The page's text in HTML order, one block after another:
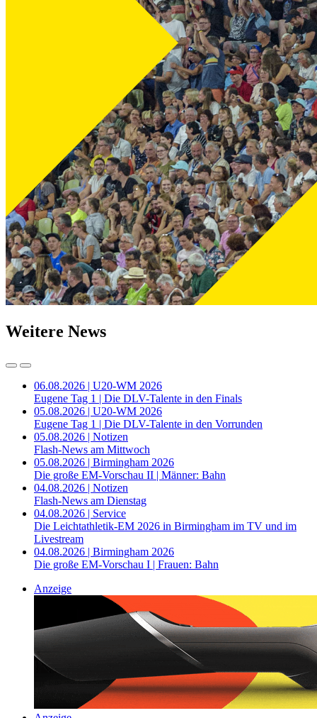
Weitere News
06.08.2026 | U20-WM 2026
Eugene Tag 1 | Die DLV-Talente in den Finals
05.08.2026 | U20-WM 2026
Eugene Tag 1 | Die DLV-Talente in den Vorrunden
05.08.2026 | Notizen
Flash-News am Mittwoch
05.08.2026 | Birmingham 2026
Die große EM-Vorschau II | Männer: Bahn
04.08.2026 | Notizen
Flash-News am Dienstag
04.08.2026 | Service
Die Leichtathletik-EM 2026 in Birmingham im TV und im
Livestream
04.08.2026 | Birmingham 2026
Die große EM-Vorschau I | Frauen: Bahn
Anzeige